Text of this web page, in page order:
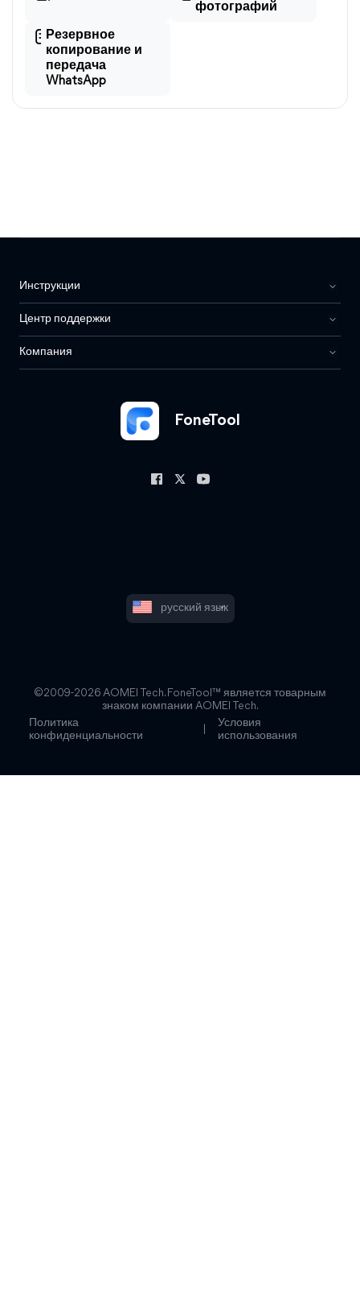
фотографий
Резервное
копирование и
передача
WhatsApp
FoneTool
русский язык
Инструкции
Центр поддержки
Компания
©2009-2026 AOMEI Tech. FoneTool™ является товарным
знаком компании AOMEI Tech.
Политика
конфиденциальности
Условия
использования